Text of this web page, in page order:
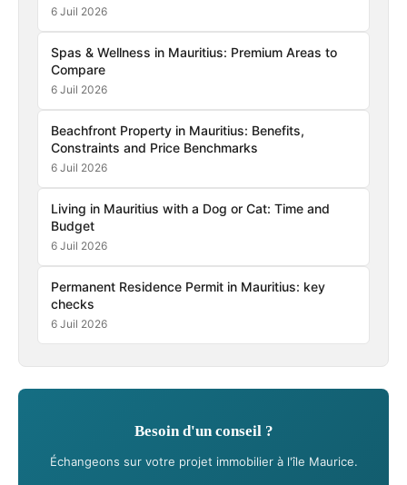
6 Juil 2026
Spas & Wellness in Mauritius: Premium Areas to
Compare
6 Juil 2026
Beachfront Property in Mauritius: Benefits,
Constraints and Price Benchmarks
6 Juil 2026
Living in Mauritius with a Dog or Cat: Time and
Budget
6 Juil 2026
Permanent Residence Permit in Mauritius: key
checks
6 Juil 2026
Besoin d'un conseil ?
Échangeons sur votre projet immobilier à l'île Maurice.